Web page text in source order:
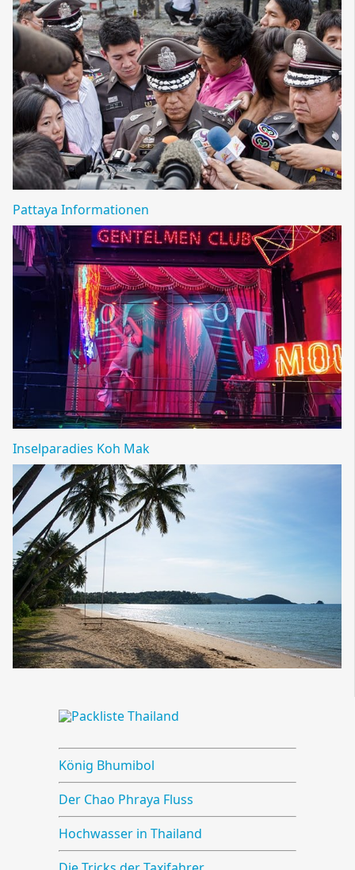
Pattaya Informationen
Inselparadies Koh Mak
König Bhumibol
Der Chao Phraya Fluss
Hochwasser in Thailand